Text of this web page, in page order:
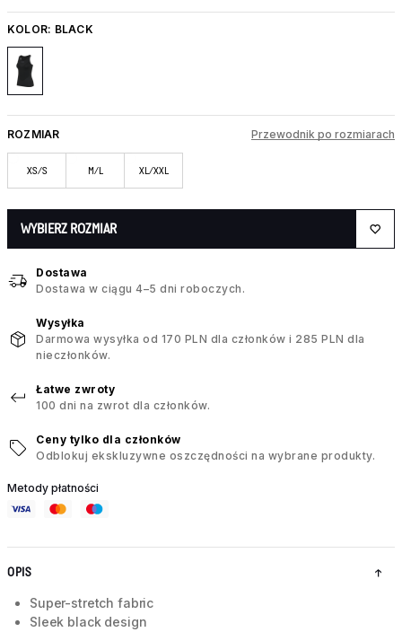
KOLOR: BLACK
ROZMIAR Przewodnik po rozmiarach
XS/S M/L XL/XXL
WYBIERZ ROZMIAR
Dostawa
Dostawa w ciągu 4–5 dni roboczych.
Wysyłka
Darmowa wysyłka od 170 PLN dla członków i 285 PLN dla
nieczłonków.
Łatwe zwroty
100 dni na zwrot dla członków.
Ceny tylko dla członków
Odblokuj ekskluzywne oszczędności na wybrane produkty.
Metody płatności
OPIS
Super-stretch fabric
Sleek black design